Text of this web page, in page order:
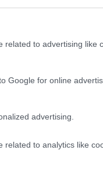
related to advertising like
Google for online
advertising.
related to analytics like
se hippyate
non era per nulla
o che tale
quando l’Equipe
Maurizio